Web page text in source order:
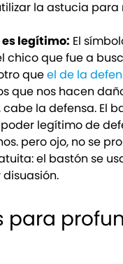
la astucia para
legítimo: El
chico que fue a
queel de la
que nos hacen
la defensa. El
legítimo de
pero ojo, no se
el bastón se
para